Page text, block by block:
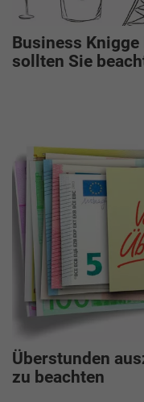
Business
sollten Sie
Überstunden
zu beachten